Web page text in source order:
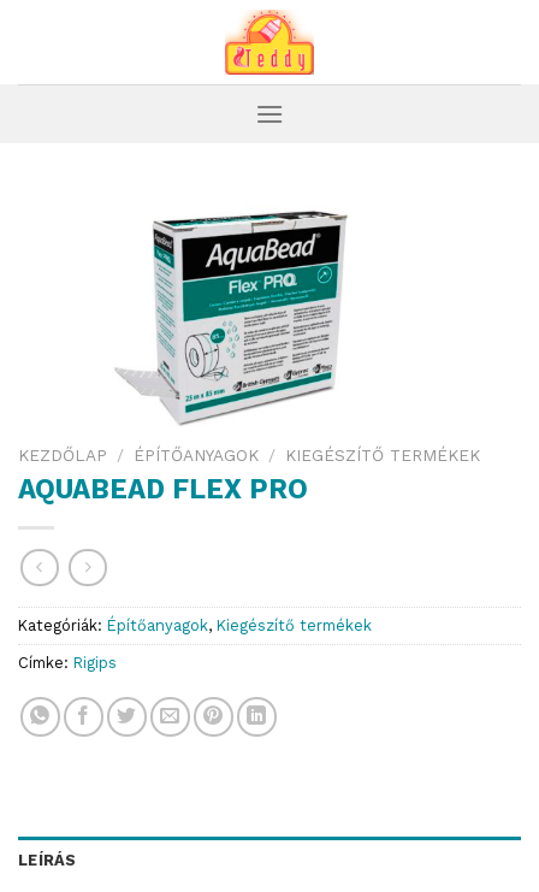
KEZDŐLAP / ÉPÍTŐANYAGOK / KIEGÉSZÍTŐ TERMÉKEK
AQUABEAD FLEX PRO
Kategóriák: Építőanyagok, Kiegészítő termékek
Címke: Rigips
LEÍRÁS